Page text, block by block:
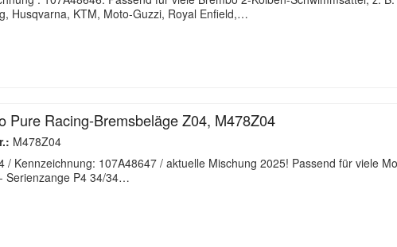
Husqvarna, KTM, Moto-Guzzi, Royal Enfield,…
Pure Racing-Bremsbeläge Z04, M478Z04
M478Z04
/ Kennzeichnung: 107A48647 / aktuelle Mischung 2025! Passend für viele
Serienzange P4 34/34…